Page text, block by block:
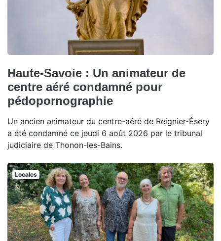
Haute-Savoie : Un animateur de
centre aéré condamné pour
pédopornographie
Un ancien animateur du centre-aéré de Reignier-Ésery
a été condamné ce jeudi 6 août 2026 par le tribunal
judiciaire de Thonon-les-Bains.
Locales